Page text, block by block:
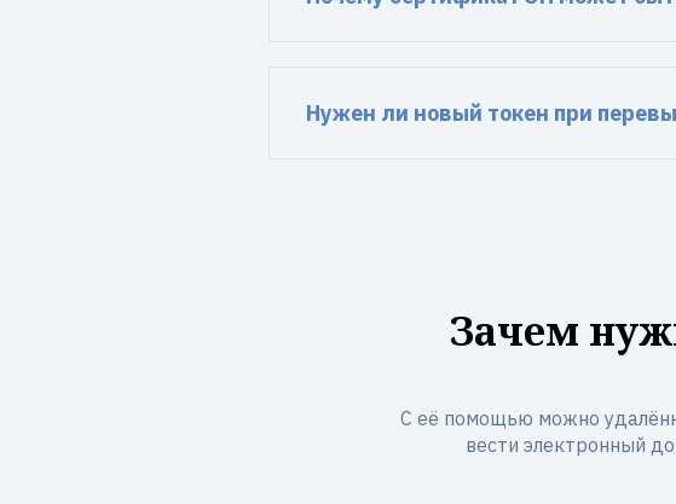
Нужен ли новый токен при
Зачем
С её помощью можно
вести электронный